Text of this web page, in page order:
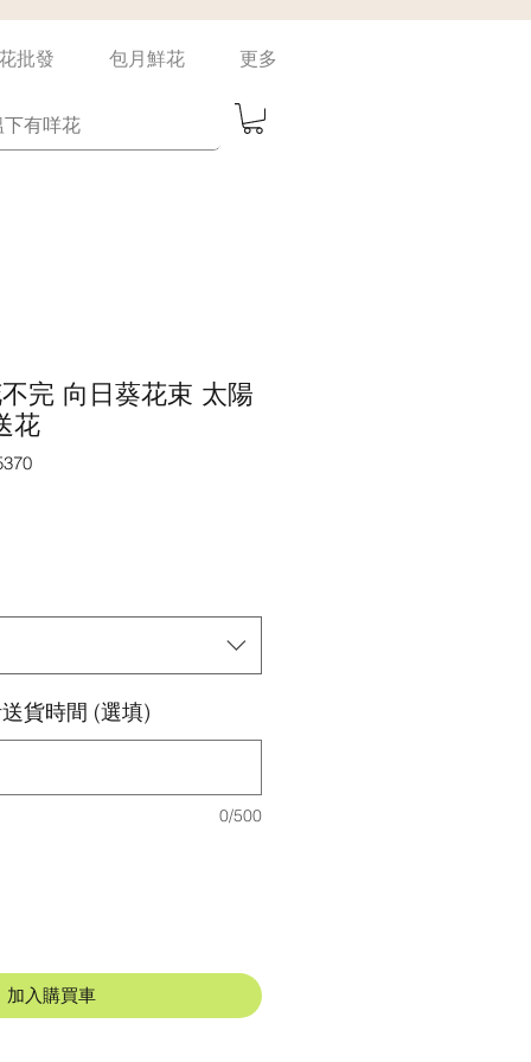
批發 包月鮮花 更多
完 向日葵花束 太陽
花
貨時間 (選填)
0/500
加入購買車